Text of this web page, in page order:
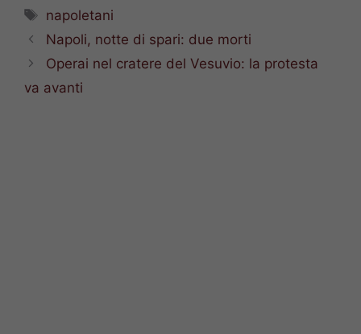
Tag
napoletani
Napoli, notte di spari: due morti
Operai nel cratere del Vesuvio: la protesta
va avanti